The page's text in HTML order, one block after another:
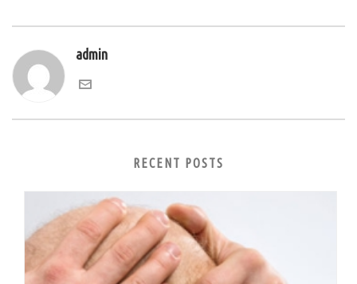
admin
RECENT POSTS